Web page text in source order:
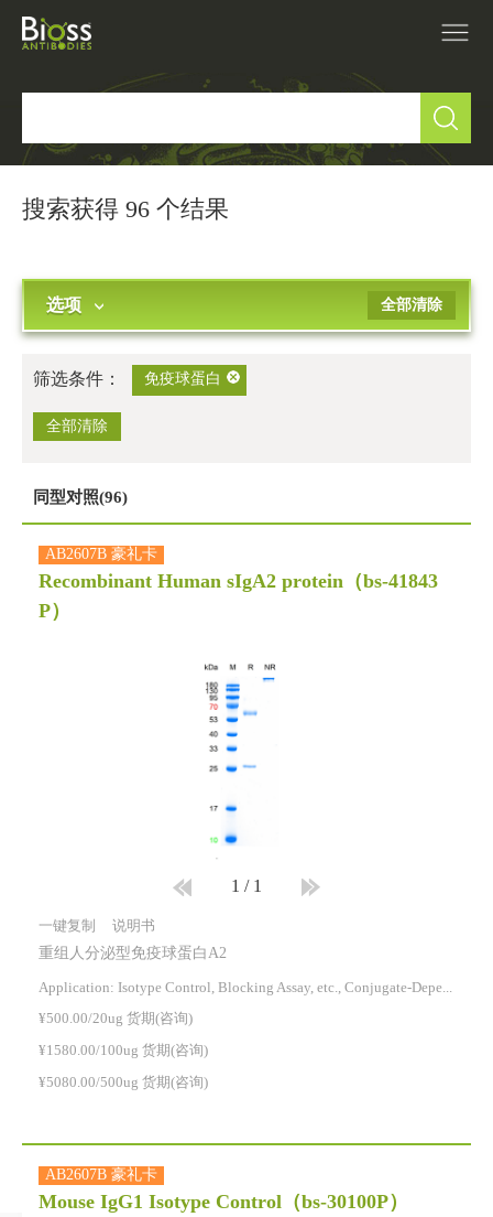
技术支持
搜索获得 96 个结果
选项 全部清除
筛选条件： 免疫球蛋白
全部清除
同型对照(96)
AB2607B 豪礼卡
Recombinant Human sIgA2 protein （bs-41843
P）
1 / 1
一键复制 说明书
重组人分泌型免疫球蛋白A2
Application: Isotype Control, Blocking Assay, etc., Conjugate-Dependent.
¥500.00/20ug 货期(咨询)
¥1580.00/100ug 货期(咨询)
¥5080.00/500ug 货期(咨询)
AB2607B 豪礼卡
Mouse IgG1 Isotype Control （bs-30100P）